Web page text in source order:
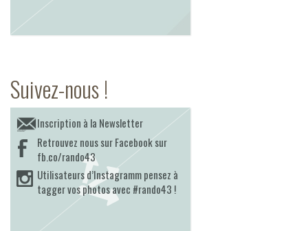
Suivez-nous !
Inscription à la Newsletter
Retrouvez nous sur Facebook sur
fb.co/rando43
Utilisateurs d’Instagramm pensez à
tagger vos photos avec #rando43 !